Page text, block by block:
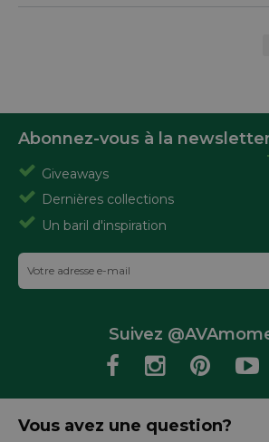
Abonnez-vous à la
Giveaways
Dernières collections
Un baril d'inspiration
Suivez
Vous avez une question?